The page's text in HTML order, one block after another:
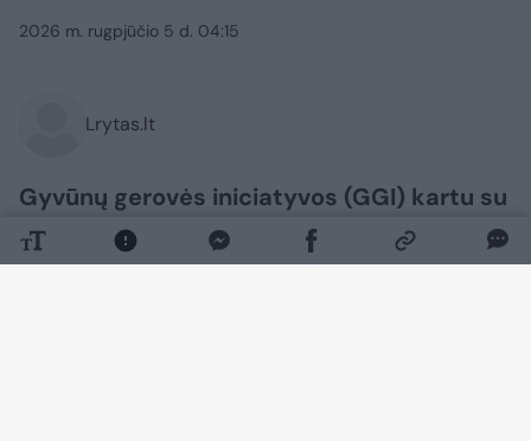
2026 m. rugpjūčio 5 d. 04:15
Lrytas.lt
Gyvūnų gerovės iniciatyvos (GGI) kartu su
prieglauda „Plungės priglaustukai“
paviešino, jų teigimu, vieną skaudžiausių